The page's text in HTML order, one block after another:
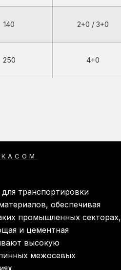
140 2+0 / 3+0
250 4+0
транспортировки
обеспечивая
промышленных секторах,
и цементная
высокую
межосевых